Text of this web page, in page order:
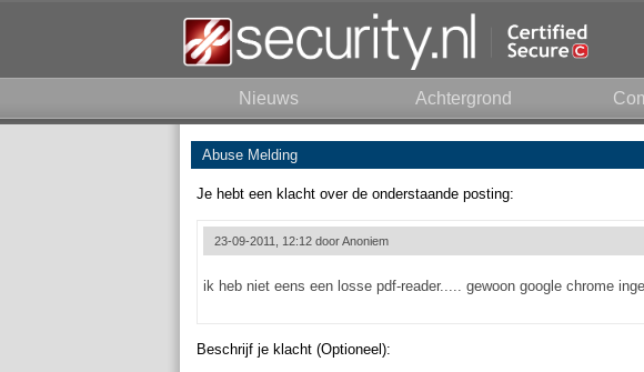
Nieuws Achtergrond
Abuse Melding
Je hebt een klacht over de onderstaande posting:
23-09-2011, 12:12 doorAnoniem
ik heb niet eens een losse pdf-reader..... gewoon google chrome
Beschrijf je klacht (Optioneel):